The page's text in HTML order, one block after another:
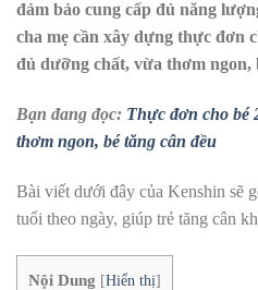
đảm bảo cung cấp đủ năng
cha mẹ cần xây dựng thực đơn
đủ dưỡng chất, vừa thơm ngon,
Bạn đang đọc: Thực đơn cho bé
thơm ngon, bé tăng cân đều
Bài viết dưới đây của Kenshin sẽ
tuổi theo ngày, giúp trẻ tăng cân
Nội Dung [Hiển thị]